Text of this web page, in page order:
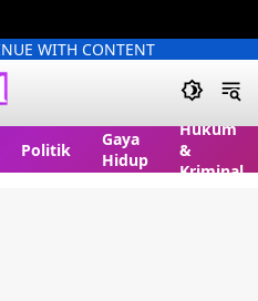
WITH CONTENT
Politik
Gaya
Hidup
Hukum
&
Kriminal